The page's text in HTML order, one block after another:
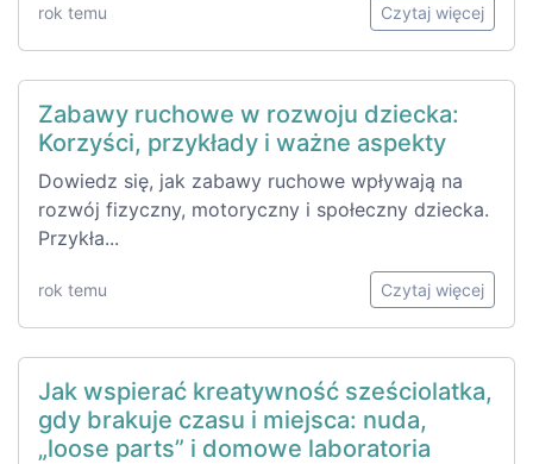
rok temu Czytaj więcej
Zabawy ruchowe w rozwoju dziecka:
Korzyści, przykłady i ważne aspekty
Dowiedz się, jak zabawy ruchowe wpływają na
rozwój fizyczny, motoryczny i społeczny dziecka.
Przykła...
rok temu Czytaj więcej
Jak wspierać kreatywność sześciolatka,
gdy brakuje czasu i miejsca: nuda,
„loose parts” i domowe laboratoria